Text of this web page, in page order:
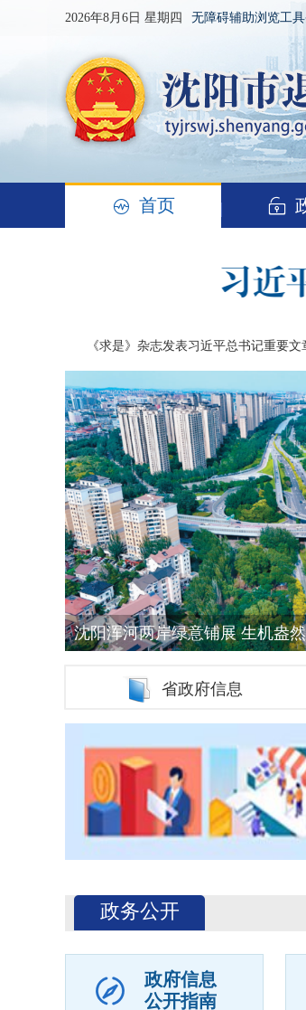
2026年8月6日 星期四 无障碍辅助浏览工
首页
沈阳浑河两岸绿意铺展 生机盎然
省政府信息
政务公开
政府信息
公开指南